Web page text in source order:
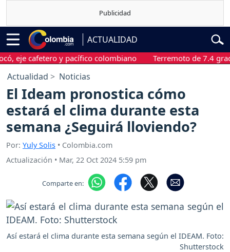
ACTUALIDAD
cafetero y pacífico colombiano Terremoto de 7.4 grados
Actualidad Noticias
El Ideam pronostica cómo
estará el clima durante esta
semana ¿Seguirá lloviendo?
Por: Yuly Solis • Colombia.com
Actualización • Mar, 22 Oct 2024 5:59 pm
Comparte en:
Así estará el clima durante esta semana según el IDEAM. Foto:
Shutterstock